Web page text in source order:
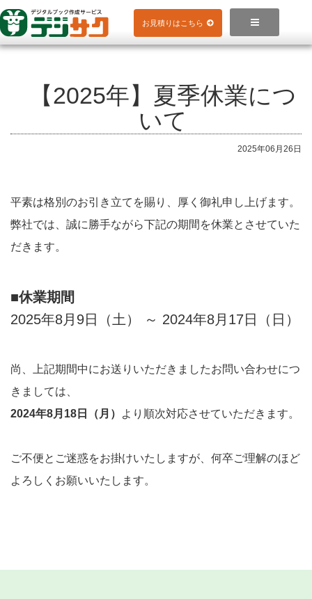
to
content
お見積りはこちら 
【2025年】夏季休業につ
いて
2025年06月26日
平素は格別のお引き立てを賜り、厚く御礼申し上げます。
弊社では、誠に勝手ながら下記の期間を休業とさせていた
だきます。
■休業期間
2025年8月9日（土） ～ 2024年8月17日（日）
尚、上記期間中にお送りいただきましたお問い合わせにつ
きましては、
2024年8月18日（月）
より順次対応させていただきます。
ご不便とご迷惑をお掛けいたしますが、何卒ご理解のほど
よろしくお願いいたします。